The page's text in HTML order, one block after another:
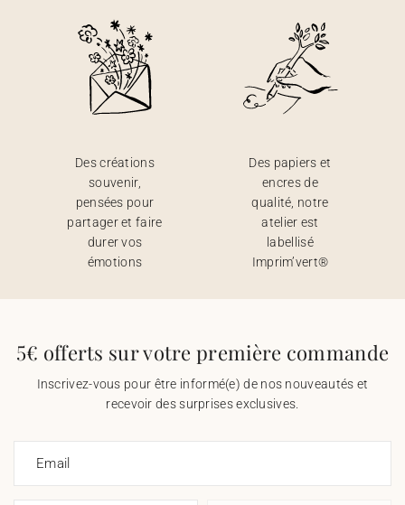
Des créations
souvenir,
pensées pour
partager et faire
durer vos
émotions
Des papiers et
encres de
qualité, notre
atelier est
labellisé
Imprim’vert®
5€ offerts sur votre première commande
Inscrivez-vous pour être informé(e) de nos nouveautés et
recevoir des surprises exclusives.
Email